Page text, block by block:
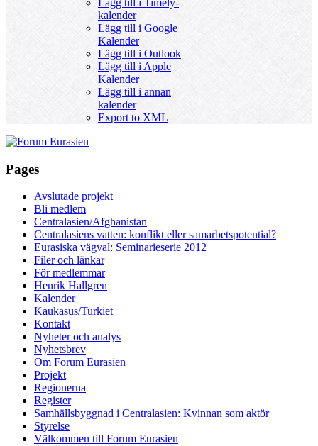
Lägg till i Timely-
kalender
Lägg till i Google
Kalender
Lägg till i Outlook
Lägg till i Apple
Kalender
Lägg till i annan
kalender
Export to XML
Pages
Avslutade projekt
Bli medlem
Centralasien/Afghanistan
Centralasiens vatten: konflikt eller samarbetspotential?
Eurasiska vägval: Seminarieserie 2012
Filer och länkar
För medlemmar
Henrik Hallgren
Kalender
Kaukasus/Turkiet
Kontakt
Nyheter och analys
Nyhetsbrev
Om Forum Eurasien
Projekt
Regionerna
Register
Samhällsbyggnad i Centralasien: Kvinnan som aktör
Styrelse
Välkommen till Forum Eurasien